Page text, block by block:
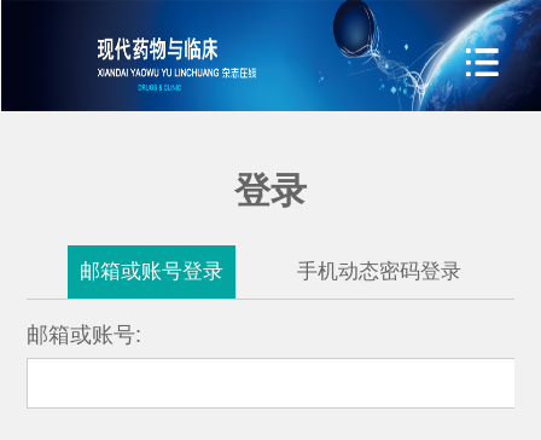
登录
邮箱或账号登录 手机动态密码登录
邮箱或账号: